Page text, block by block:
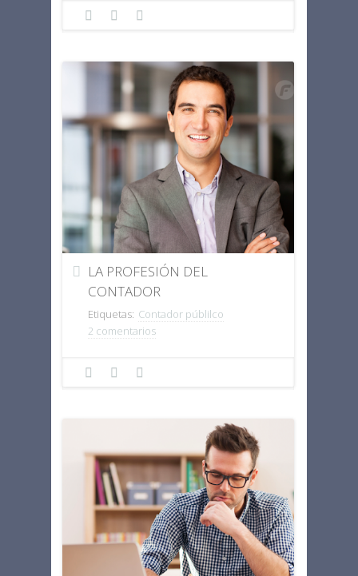
LA PROFESIÓN DEL
CONTADOR
Etiquetas: Contador públilco
2 comentarios